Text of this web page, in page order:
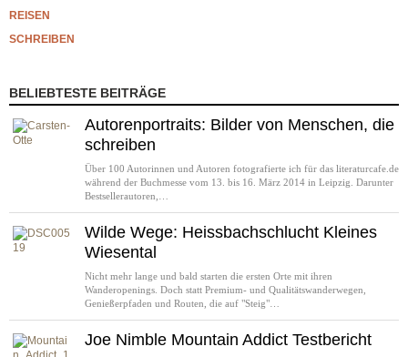
REISEN
SCHREIBEN
BELIEBTESTE BEITRÄGE
Autorenportraits: Bilder von Menschen, die
schreiben
Über 100 Autorinnen und Autoren fotografierte ich für das literaturcafe.de
während der Buchmesse vom 13. bis 16. März 2014 in Leipzig. Darunter
Bestsellerautoren,…
Wilde Wege: Heissbachschlucht Kleines
Wiesental
Nicht mehr lange und bald starten die ersten Orte mit ihren
Wanderopenings. Doch statt Premium- und Qualitätswanderwegen,
Genießerpfaden und Routen, die auf "Steig"…
Joe Nimble Mountain Addict Testbericht